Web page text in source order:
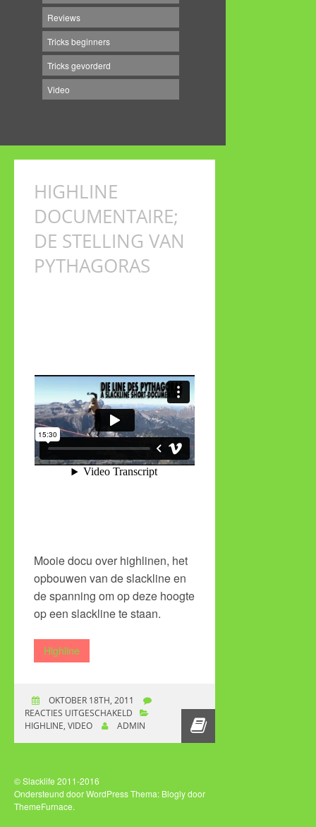
Reviews
Tricks beginners
Tricks gevorderd
Video
HIGHLINE
DOCUMENTAIRE;
DE STELLING VAN
PYTHAGORAS
Mooie docu over highlinen, het
opbouwen van de slackline en
de spanning om op deze hoogte
op een slackline te staan.
Highline
OKTOBER 18TH, 2011
REACTIES UITGESCHAKELD VOOR HIGHLINE
DOCUMENTAIRE; DE
HIGHLINE, VIDEO ADMIN
© Slacklife 2011-2016
Ondersteund door WordPressThema: Blogly door
ThemeFurnace.